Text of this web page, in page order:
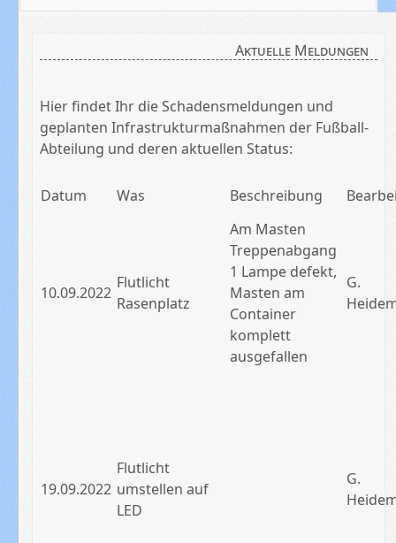
Aktuelle Meldungen
Hier findet Ihr die Schadensmeldungen und
geplanten Infrastrukturmaßnahmen der Fußball-
Abteilung und deren aktuellen Status:
Datum Was Beschreibung
10.09.2022
Flutlicht
Rasenplatz
Am Masten
Treppenabgang
1 Lampe defekt,
Masten am
Container
komplett
ausgefallen
G.
19.09.2022
Flutlicht
umstellen auf
LED
G.